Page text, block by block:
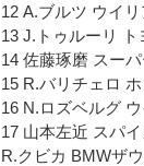
12 A.ブルツ ウイ
13 J.トゥルーリ ト
14 佐藤琢磨 スー
15 R.バリチェロ
16 N.ロズベルグ
17 山本左近 スパ
R.クビカ BMWザ